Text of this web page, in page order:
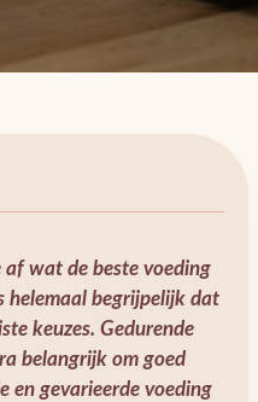
af wat de beste voeding
helemaal begrijpelijk dat
keuzes. Gedurende
belangrijk om goed
en gevarieerde voeding